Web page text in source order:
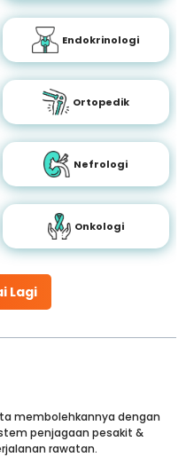
Lagi
Endokrinologi
Ortopedik
Nefrologi
Onkologi
membolehkannya dengan
penjagaan pesakit &
rawatan.